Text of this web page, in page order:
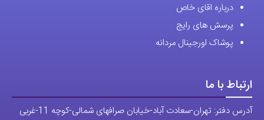
درباره اقای خاص
پرسش های رایج
پوشاک اورجینال مردانه
ارتباط با ما
آدرس دفتر: تهران-سعادت آباد-خیابان صرافهای شمالی-کوچه 11-غربی